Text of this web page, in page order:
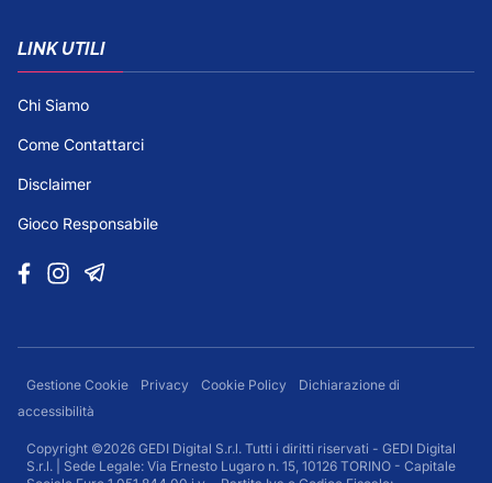
LINK UTILI
Chi Siamo
Come Contattarci
Disclaimer
Gioco Responsabile
Gestione Cookie Privacy Cookie Policy
Dichiarazione di
accessibilità
Copyright ©2026 GEDI Digital S.r.l. Tutti i diritti riservati - GEDI Digital
S.r.l. | Sede Legale: Via Ernesto Lugaro n. 15, 10126 TORINO - Capitale